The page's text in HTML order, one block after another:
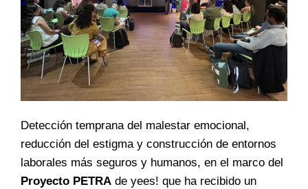
Detección temprana del malestar emocional,
reducción del estigma y construcción de entornos
laborales más seguros y humanos, en el marco del
Proyecto PETRA de yees! que ha recibido un